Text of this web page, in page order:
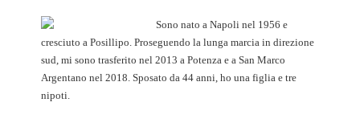
Sono nato a Napoli nel 1956 e
cresciuto a Posillipo. Proseguendo la lunga marcia in direzione
sud, mi sono trasferito nel 2013 a Potenza e a San Marco
Argentano nel 2018. Sposato da 44 anni, ho una figlia e tre
nipoti.